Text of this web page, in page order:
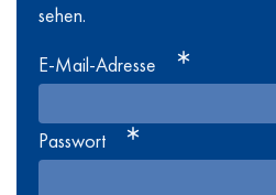
sehen.
E-Mail-Adresse
Passwort